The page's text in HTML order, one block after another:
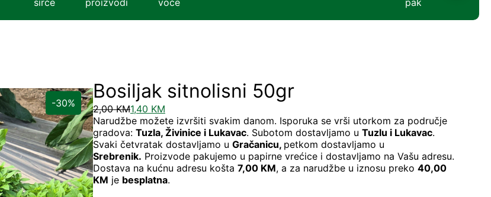
sirće
proizvodi
voće
paket
-30%
Bosiljak sitnolisni 50gr
2,00KM1,40 KM
Narudžbe možete izvršiti svakim danom. Isporuka se vrši utorkom za područje
gradova: Tuzla, Živinice i Lukavac. Subotom dostavljamo u Tuzlu i Lukavac.
Svaki četvratak dostavljamo u Gračanicu, petkom dostavljamo u
Srebrenik. Proizvode pakujemo u papirne vrećice i dostavljamo na Vašu adresu.
Dostava na kućnu adresu košta 7,00 KM, a za narudžbe u iznosu preko 40,00
KM je besplatna.